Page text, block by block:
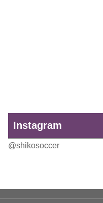
Instagram
@shikosoccer